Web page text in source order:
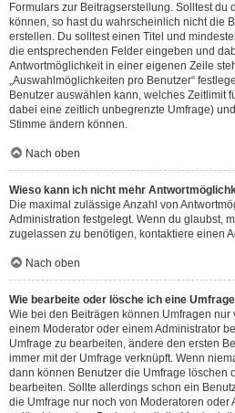
Formulars zur Beitragserstellung. Solltest du
können, so hast du wahrscheinlich nicht die
erstellen. Du solltest einen Titel und
die entsprechenden Felder eingeben und
Antwortmöglichkeit in einer eigenen Zeile
„Auswahlmöglichkeiten pro Benutzer“
Benutzer auswählen kann, welches Zeitlimit
dabei eine zeitlich unbegrenzte Umfrage)
Stimme ändern können.
Nach oben
Wieso kann ich nicht mehr
Die maximal zulässige Anzahl von
Administration festgelegt. Wenn du glaubst,
zugelassen zu benötigen, kontaktiere einen
Nach oben
Wie bearbeite oder lösche ich eine
Wie bei den Beiträgen können Umfragen nur
einem Moderator oder einem Administrator
Umfrage zu bearbeiten, ändere den ersten
immer mit der Umfrage verknüpft. Wenn
dann können Benutzer die Umfrage löschen
bearbeiten. Sollte allerdings schon ein
die Umfrage nur noch von Moderatoren oder